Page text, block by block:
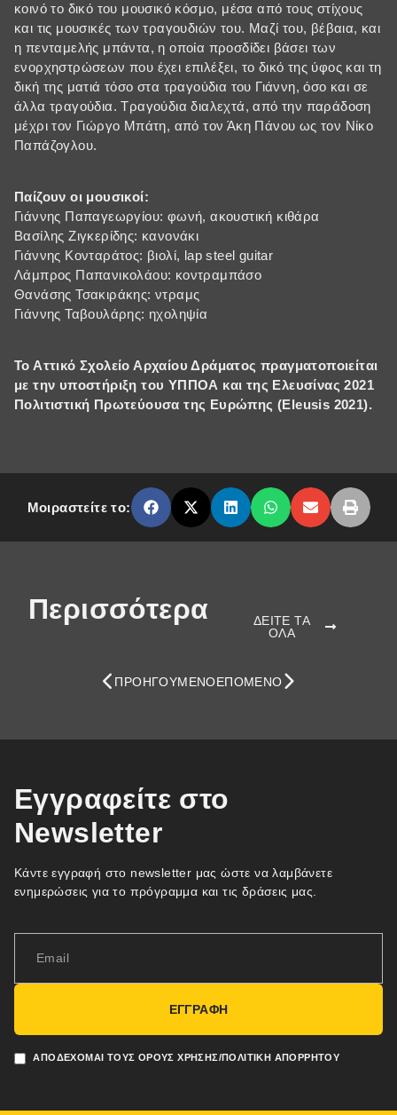
κοινό το δικό του μουσικό κόσμο, μέσα από τους στίχους
και τις μουσικές των τραγουδιών του. Μαζί του, βέβαια, και
η πενταμελής μπάντα, η οποία προσδίδει βάσει των
ενορχηστρώσεων που έχει επιλέξει, το δικό της ύφος και τη
δική της ματιά τόσο στα τραγούδια του Γιάννη, όσο και σε
άλλα τραγούδια. Τραγούδια διαλεχτά, από την παράδοση
μέχρι τον Γιώργο Μπάτη, από τον Άκη Πάνου ως τον Νίκο
Παπάζογλου.
Παίζουν οι μουσικοί:
Γιάννης Παπαγεωργίου: φωνή, ακουστική κιθάρα
Βασίλης Ζιγκερίδης: κανονάκι
Γιάννης Κονταράτος: βιολί, lap steel guitar
Λάμπρος Παπανικολάου: κοντραμπάσο
Θανάσης Τσακιράκης: ντραμς
Γιάννης Ταβουλάρης: ηχοληψία
Το Αττικό Σχολείο Αρχαίου Δράματος πραγματοποιείται
με την υποστήριξη του ΥΠΠΟΑ και της Ελευσίνας 2021
Πολιτιστική Πρωτεύουσα της Ευρώπης (Eleusis 2021).
Μοιραστείτε το:
Περισσότερα
ΔΕΙΤΕ ΤΑ
ΟΛΑ
ΠΡΟΗΓΟΎΜΕΝΟΕΠΌΜΕΝΟ
Εγγραφείτε στο
Newsletter
Κάντε εγγραφή στο newsletter μας ώστε να λαμβάνετε
ενημερώσεις για το πρόγραμμα και τις δράσεις μας.
ΑΠΟΔΈΧΟΜΑΙ ΤΟΥΣ ΌΡΟΥΣ ΧΡΉΣΗΣ/ΠΟΛΙΤΙΚΉ ΑΠΟΡΡΉΤΟΥ
ΕΓΓΡΑΦΗ